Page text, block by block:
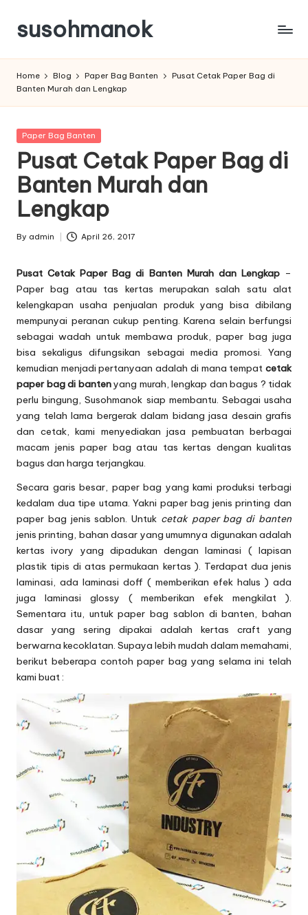
Skip
content
susohmanok
Home Blog Paper Bag Banten
Pusat Cetak Paper Bag di
Banten Murah dan Lengkap
Posted
Paper Bag Banten
Pusat Cetak Paper Bag di
Banten Murah dan
Lengkap
Posted
By admin April 26, 2017
Pusat Cetak Paper Bag di Banten Murah dan Lengkap–
Paper bag atau tas kertas merupakan salah satu alat
kelengkapan usaha penjualan produk yang bisa dibilang
mempunyai peranan cukup penting. Karena selain berfungsi
sebagai wadah untuk membawa produk,paper bag juga
bisa sekaligus difungsikan sebagai media promosi. Yang
kemudian menjadi pertanyaan adalah di mana tempat cetak
paper bag di bantenyang murah, lengkap dan bagus ? tidak
perlu bingung, Susohmanok siap membantu. Sebagai usaha
yang telah lama bergerak dalam bidang jasa desain grafis
dan cetak, kami menyediakan jasa pembuatan berbagai
macam jenis paper bag atau tas kertas dengan kualitas
bagus dan harga terjangkau.
Secara garis besar, paper bag yang kami produksi terbagi
kedalam dua tipe utama. Yakni paper bag jenis printing dan
paper bag jenis sablon. Untuk cetak paper bag di banten
jenis printing, bahan dasar yang umumnya digunakan adalah
kertas ivory yang dipadukan dengan laminasi ( lapisan
plastik tipis di atas permukaan kertas ). Terdapat dua jenis
laminasi, ada laminasi doff ( memberikan efek halus ) ada
juga laminasi glossy ( memberikan efek mengkilat ).
Sementara itu, untuk paper bag sablon di banten, bahan
dasar yang sering dipakai adalah kertas craft yang
berwarna kecoklatan. Supaya lebih mudah dalam memahami,
berikut beberapa contoh paper bag yang selama ini telah
kami buat :